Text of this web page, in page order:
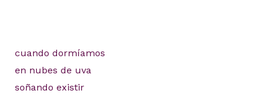
cuando dormíamos
en nubes de uva
soñando existir